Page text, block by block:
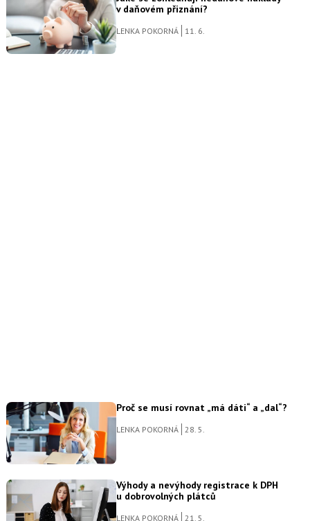
v daňovém přiznání?
LENKA POKORNÁ 11. 6.
Proč se musí rovnat „má dáti“ a „dal“?
LENKA POKORNÁ 28. 5.
Výhody a nevýhody registrace k DPH
u dobrovolných plátců
LENKA POKORNÁ 21. 5.